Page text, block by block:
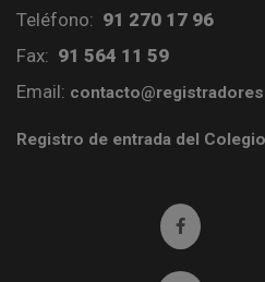
Teléfono: 91 270 17 96
Fax: 91 564 11 59
Email:
Registro de entrada del
Ir a